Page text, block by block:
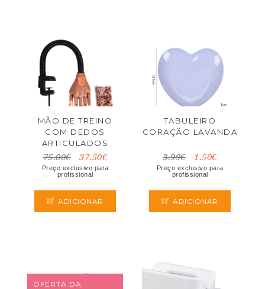
MÃO DE TREINO
COM DEDOS
ARTICULADOS
75.00€ 37.50€
Preço exclusivo para
profissional
ADICIONAR
TABULEIRO
CORAÇÃO LAVANDA
3.99€ 1.50€
Preço exclusivo para
profissional
ADICIONAR
OFERTA DA